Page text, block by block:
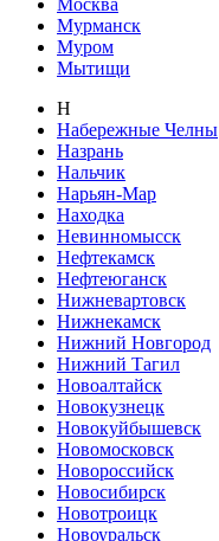
Москва
Мурманск
Муром
Мытищи
Н
Набережные Челны
Назрань
Нальчик
Нарьян-Мар
Находка
Невинномысск
Нефтекамск
Нефтеюганск
Нижневартовск
Нижнекамск
Нижний Новгород
Нижний Тагил
Новоалтайск
Новокузнецк
Новокуйбышевск
Новомосковск
Новороссийск
Новосибирск
Новотроицк
Новоуральск